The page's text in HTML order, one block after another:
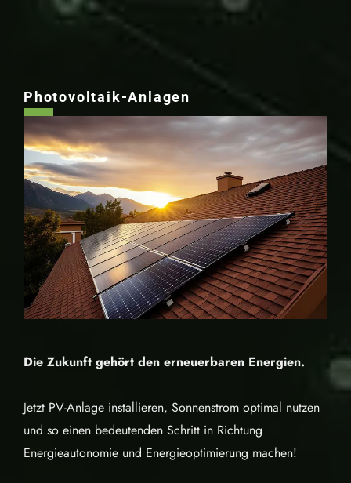
Photovoltaik-Anlagen
Die Zukunft gehört den erneuerbaren Energien.
Jetzt PV-Anlage installieren, Sonnenstrom optimal nutzen
und so einen bedeutenden Schritt in Richtung
Energieautonomie und Energieoptimierung machen!